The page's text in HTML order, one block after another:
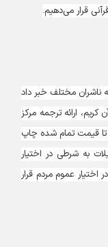
قرار می‌دهیم.
مختلف خبر داد
ارائه ترجمه مرکز
قیمت تمام شده چاپ
به شرطی در اختیار
اختیار عموم مردم قرار